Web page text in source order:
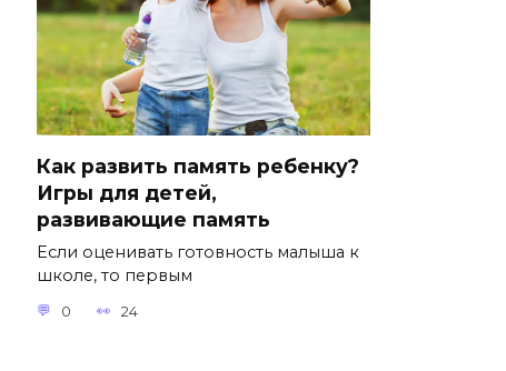
Как развить память ребенку?
Игры для детей,
развивающие память
Если оценивать готовность малыша к
школе, то первым
0 24